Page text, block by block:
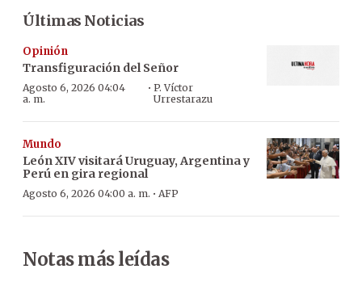
Últimas Noticias
Opinión
Transfiguración del Señor
Agosto 6, 2026 04:04
a. m.
· P. Víctor
Urrestarazu
Mundo
León XIV visitará Uruguay, Argentina y
Perú en gira regional
Agosto 6, 2026 04:00 a. m. · AFP
Notas más leídas